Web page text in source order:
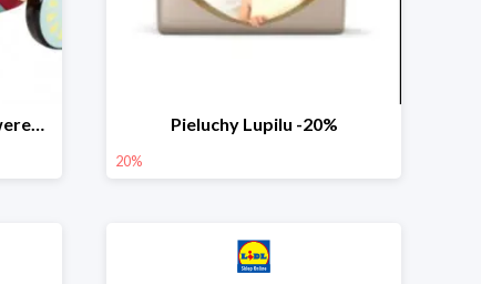
PLAYTIVE® Drewniany rowerek biegowy -33% Pieluchy Lupilu -20%
20%